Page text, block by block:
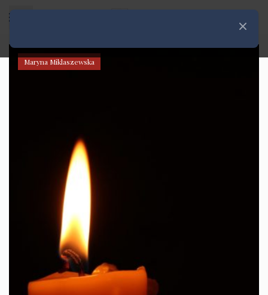
Maryna Miklaszewska
Zamknij